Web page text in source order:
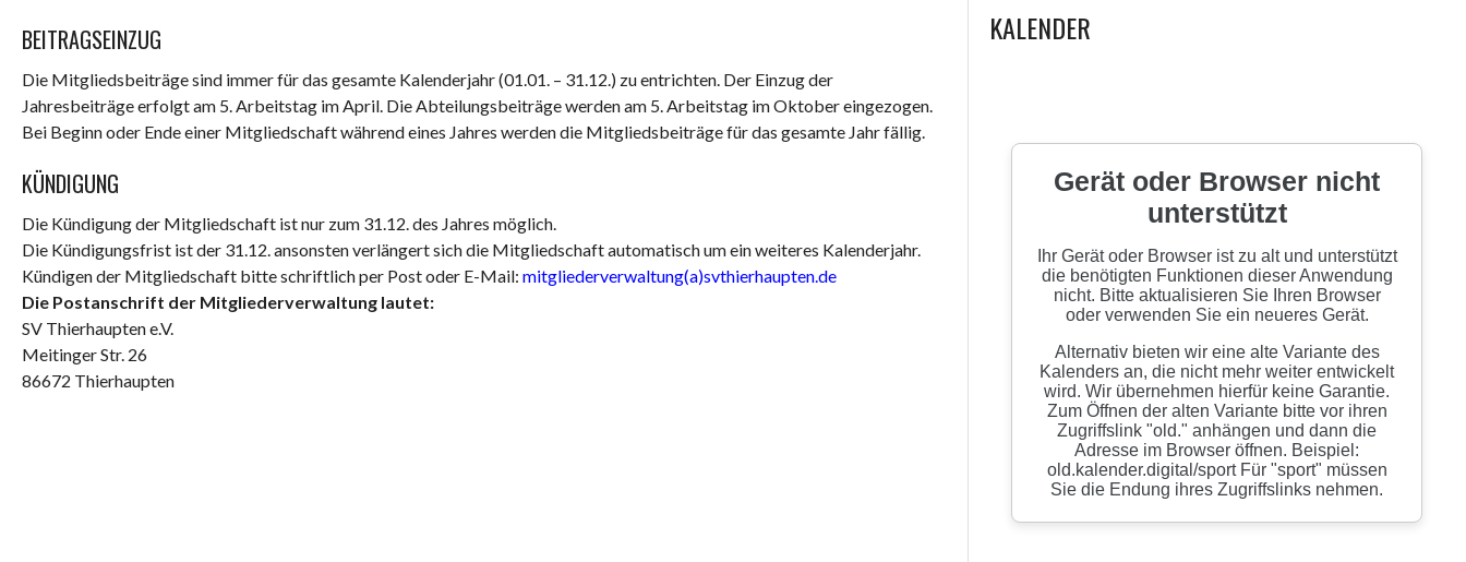
BEITRAGSEINZUG
Die Mitgliedsbeiträge sind immer für das gesamte Kalenderjahr (01.01. – 31.12.) zu entrichten. Der Einzug der
Jahresbeiträge erfolgt am 5. Arbeitstag im April. Die Abteilungsbeiträge werden am 5. Arbeitstag im Oktober eingezogen.
Bei Beginn oder Ende einer Mitgliedschaft während eines Jahres werden die Mitgliedsbeiträge für das gesamte Jahr fällig.
KÜNDIGUNG
Die Kündigung der Mitgliedschaft ist nur zum 31.12. des Jahres möglich.
Die Kündigungsfrist ist der 31.12. ansonsten verlängert sich die Mitgliedschaft automatisch um ein weiteres Kalenderjahr.
Kündigen der Mitgliedschaft bitte schriftlich per Post oder E-Mail: mitgliederverwaltung(a)svthierhaupten.de
Die Postanschrift der Mitgliederverwaltung lautet:
SV Thierhaupten e.V.
Meitinger Str. 26
86672 Thierhaupten
KALENDER